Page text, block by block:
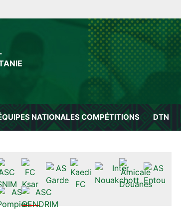
NATIONALESCOMPÉTITIONS DTN